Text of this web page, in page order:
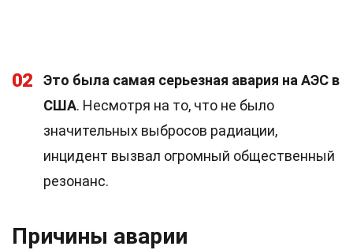
02
Это была самая серьезная авария на АЭС в
США. Несмотря на то, что не было
значительных выбросов радиации,
инцидент вызвал огромный общественный
резонанс.
Причины аварии